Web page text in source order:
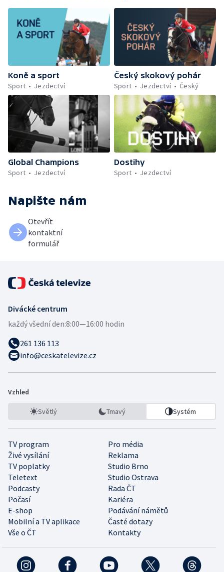
Koně a sport
Sport
Jezdectví
Český skokový pohár
Sport
Jezdectví Český
Global Champions
Sport
Jezdectví
Dostihy
Sport
Jezdectví
Napište nám
Otevřít
kontaktní
formulář
Divácké centrum
každý všední den:8:00—16:00 hodin
261 136 113
info@ceskatelevize.cz
Vzhled
Světlý Tmavý Systém
TV program
Pro média
Živé vysílání
Reklama
TV poplatky
Studio Brno
Teletext
Studio Ostrava
Podcasty
Rada ČT
Počasí
Kariéra
E-shop
Podávání námětů
Mobilní a TV aplikace
Časté dotazy
Vše o ČT
Kontakty